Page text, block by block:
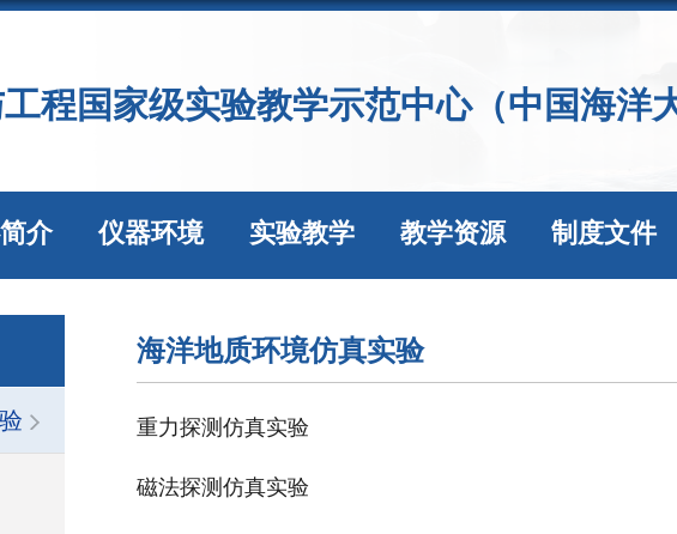
程国家级实验教学示范中心（中国海洋
介 仪器环境 实验教学 教学资源 制度文件
海洋地质环境仿真实验
重力探测仿真实验
磁法探测仿真实验